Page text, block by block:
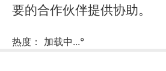
要的合作伙伴提供协助。
热度： 加载中...°